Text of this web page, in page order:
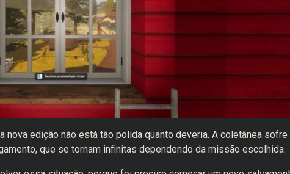
nova edição não está tão polida quanto deveria. A coletânea sofre
que se tornam infinitas dependendo da missão escolhida.